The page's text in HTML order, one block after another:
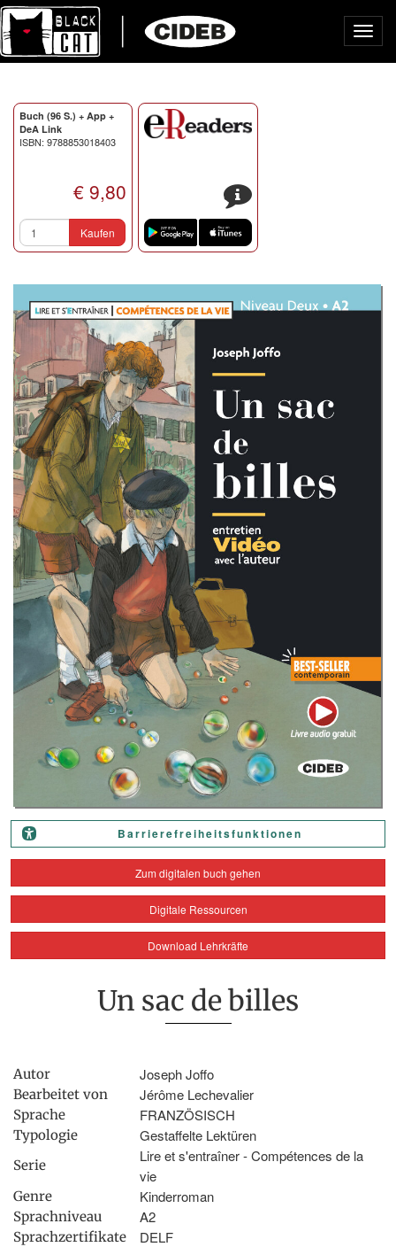
Buch (96 S.) + App +
DeA Link
ISBN: 9788853018403
€ 9,80
Kaufen
s
Barrierefreiheitsfunktionen
Zum digitalen buch gehen
Digitale Ressourcen
Download Lehrkräfte
Un sac de billes
Autor Joseph Joffo
Bearbeitet von Jérôme Lechevalier
Sprache FRANZÖSISCH
Typologie Gestaffelte Lektüren
Serie
Lire et s'entraîner - Compétences de la
vie
Genre Kinderroman
Sprachniveau A2
Sprachzertifikate DELF